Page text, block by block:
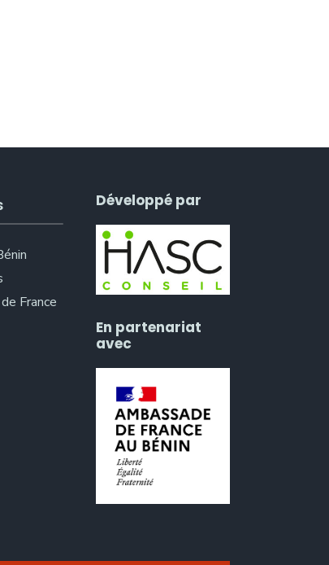
France
Développé par
En partenariat
avec